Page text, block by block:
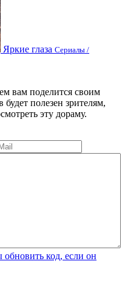
Яркие глаза Сериалы /
вам поделится своим
полезен зрителям,
эту дораму.